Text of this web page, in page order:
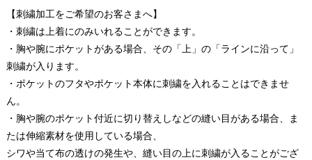
【刺繍加工をご希望のお客さまへ】
・刺繍は上着にのみいれることができます。
・胸や腕にポケットがある場合、その「上」の「ラインに沿って」
刺繍が入ります。
・ポケットのフタやポケット本体に刺繍を入れることはできませ
ん。
・胸や腕のポケット付近に切り替えしなどの縫い目がある場合、ま
たは伸縮素材を使用している場合、
シワや当て布の透けの発生や、縫い目の上に刺繍が入ることがござ